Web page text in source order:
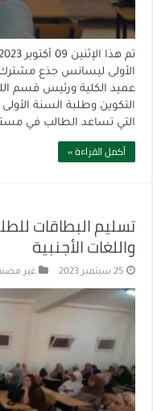
الأولى ليسانس جذع مشترك
عميد الكلية ورئيس قسم
التكوين وطلبة السنة
التي تساعد الطالب في
أكمل القراءة »
تسليم البطاقات
واللغات الأجنبية
25 سبتمبر 2023 غير